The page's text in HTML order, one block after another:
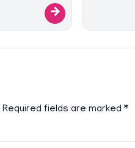
→
Required fields are marked*